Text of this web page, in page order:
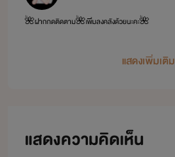
🌺ฝากกดติดตาม🌺เพิ่มลงคลังด้วยนะคะ🌺
แสดงเพิ่มเติม
แสดงความคิดเห็น